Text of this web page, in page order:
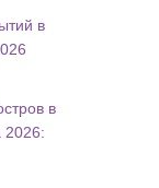
в
в
2026: